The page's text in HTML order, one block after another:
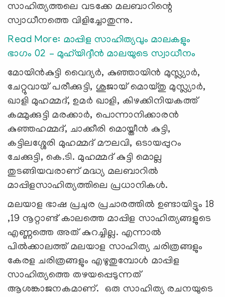
സാഹിത്യത്തലെ വടക്കേ മലബാറിന്റെ
സ്വാധീനത്തെ വിളിച്ചോതുന്നു.
Read More: മാപ്പിള സാഹിത്യവും മാലകളും
ഭാഗം 02 – മുഹ്‍യിദ്ദീന്‍ മാലയുടെ സ്വാധീനം
മോയിൻകുട്ടി വൈദ്യർ, കുഞ്ഞായിൻ മുസ്ല്യാർ,
ചേറ്റുവായ് പരീക്കുട്ടി, ശുജായ് മൊയ്തു മുസ്ല്യാർ,
ഖാളി മുഹമ്മദ്, ഉമർ ഖാളി, കിഴക്കിനിയകത്ത്
കമ്മുക്കുട്ടി മരക്കാർ, പൊന്നാനിക്കാരൻ
കുഞ്ഞഹമ്മദ്, ചാക്കീരി മൊയ്തീൻ കുട്ടി,
കട്ടിലശ്ശേരി മുഹമ്മദ് മൗലവി, ഒടായപ്പുറം
ചേക്കുട്ടി, കെ.ടി. മുഹമ്മദ് കുട്ടി മൊല്ല
തുടങ്ങിയവരാണ് മദ്ധ്യ മലബാറിൽ
മാപ്പിളസാഹിത്യത്തിലെ പ്രധാനികൾ.
മലയാള ഭാഷ പ്രചുര പ്രചാരത്തിൽ ഉണ്ടായിട്ടും 18
,19 നൂറ്റാണ്ട് കാലത്തെ മാപ്പിള സാഹിത്യങ്ങളുടെ
എണ്ണത്തെ അത് കുറച്ചില്ല. എന്നാൽ
പിൽക്കാലത്ത് മലയാള സാഹിത്യ ചരിത്രങ്ങളും
കേരള ചരിത്രങ്ങളും എഴുതുമ്പോൾ മാപ്പിള
സാഹിത്യത്തെ തഴയപ്പെടുന്നത്
ആശങ്കാജനകമാണ്. ഒരു സാഹിത്യ രചനയുടെ